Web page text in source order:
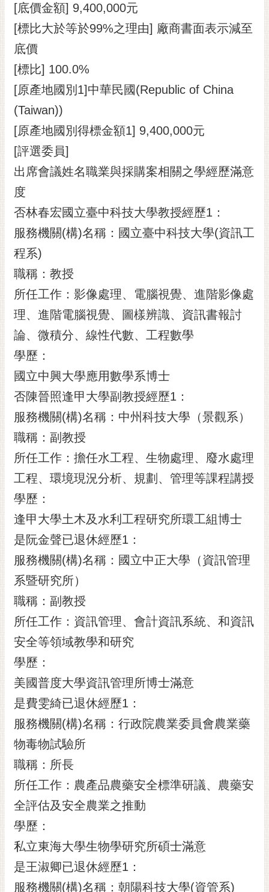
[底價金額] 9,400,000元
[標比大於等於99%之理由] 廠商書面表示減至
底價
[標比] 100.0%
[原產地國別1]中華民國(Republic of China
(Taiwan))
[原產地國別得標金額1] 9,400,000元
[評選委員]
出席會議姓名職業與採購案相關之學經歷滿意
度
否林春宏國立臺中科技大學教授經歷1：
服務機關(構)名稱：國立臺中科技大學(資訊工
程系)
職稱：教授
所任工作：影像處理、電腦視覺、進階影像處
理、進階電腦視覺、圖樣辨識、資訊書報討
論、微積分、線性代數、工程數學
學歷：
國立中興大學應用數學系博士
否陳晉照逢甲大學副教授經歷1：
服務機關(構)名稱：中州科技大學（景觀系）
職稱：副教授
所任工作：擔任水工程、生物處理、廢水處理
工程、環境現況分析、規劃、管理等課程講授
學歷：
逢甲大學土木及水利工程研究所環工組博士
是阮金聲已退休經歷1：
服務機關(構)名稱：國立中正大學（資訊管理
系暨研究所）
職稱：副教授
所任工作：資訊管理、會計資訊系統、和資訊
安全等領域教學和研究
學歷：
美國普度大學資訊管理所博士滿意
是費雯綺已退休經歷1：
服務機關(構)名稱：行政院農業委員會農業藥
物毒物試驗所
職稱：所長
所任工作：農產品農藥安全標準研議、農藥安
全評估及安全農業之推動
學歷：
私立東海大學生物學研究所碩士滿意
是王淑卿已退休經歷1：
服務機關(構)名稱：朝陽科技大學(資管系)